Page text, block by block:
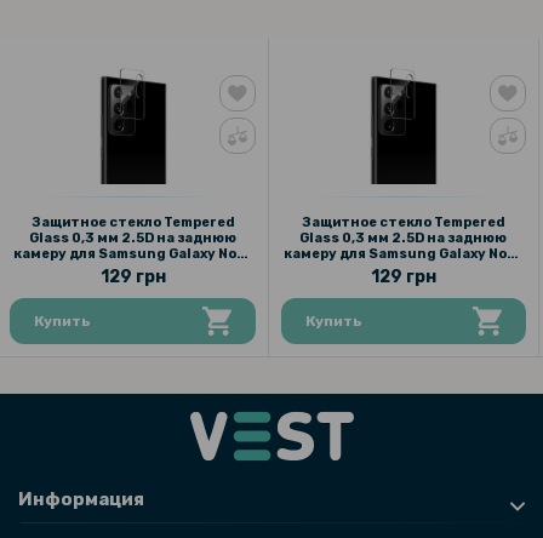
Защитное стекло Tempered
Glass 0,3 мм 2.5D на заднюю
камеру для Samsung Galaxy Note
20 Ultra, Transparent
129 грн
Купить
Защитное стекло Tempered
Glass 0,3 мм 2.5D на заднюю
камеру для Samsung Galaxy Note
20 Ultra, Transparent
129 грн
Купить
Информация